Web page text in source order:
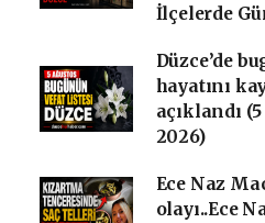
İlçelerde
Düzce’de
hayatını
açıklandı
2026)
Ece Naz
olayı..Ece